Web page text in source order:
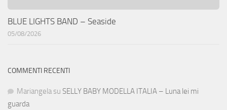
BLUE LIGHTS BAND – Seaside
05/08/2026
COMMENTI RECENTI
Mariangela su SELLY BABY MODELLA ITALIA – Luna lei mi
guarda